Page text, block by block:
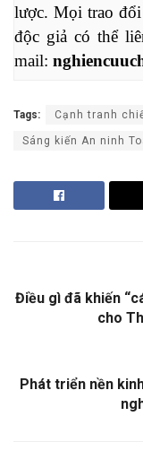
lược. Mọi trao
độc giả có thể
mail:
Tags: Cạnh tranh
Sáng kiến An ninh
Điều gì đã khiến
cho
Phát triển nền